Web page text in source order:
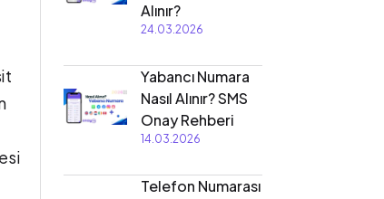
Alınır?
24.03.2026
Yabancı Numara
Nasıl Alınır? SMS
Onay Rehberi
14.03.2026
Telefon Numarası